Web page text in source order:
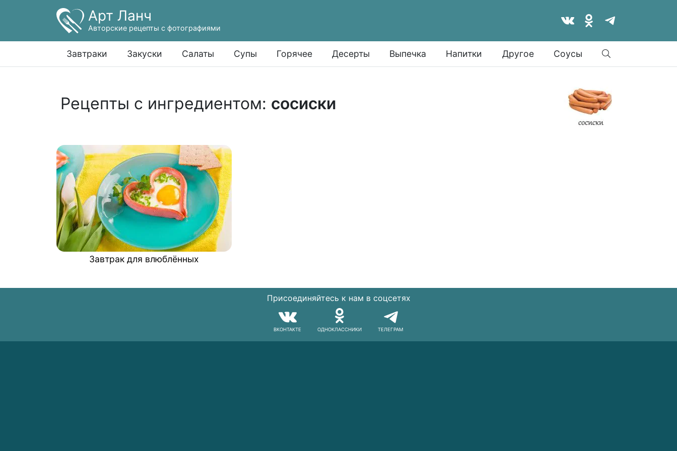
Арт Ланч
Авторские рецепты с фотографиями
Завтраки Закуски Салаты Супы Горячее Десерты Выпечка Напитки Другое Соусы
Найти
Рецепты с ингредиентом: сосиски
Завтрак для влюблённых
Присоединяйтесь к нам в соцсетях
ВКОНТАКТЕ ОДНОКЛАССНИКИ ТЕЛЕГРАМ